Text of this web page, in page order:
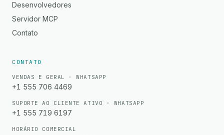
Desenvolvedores
Servidor MCP
Contato
CONTATO
VENDAS E GERAL · WHATSAPP
+1 555 706 4469
SUPORTE AO CLIENTE ATIVO · WHATSAPP
+1 555 719 6197
HORÁRIO COMERCIAL